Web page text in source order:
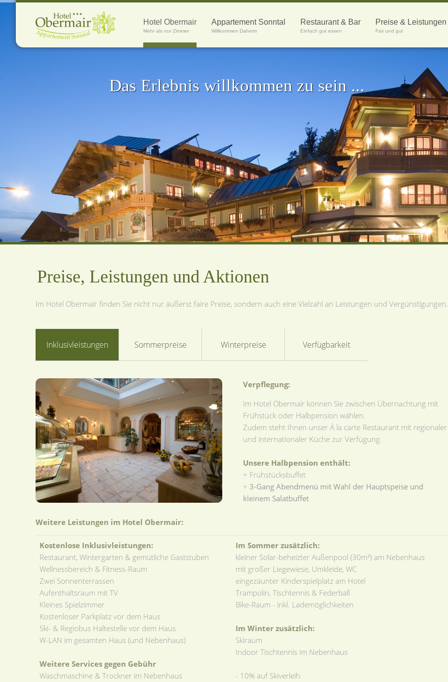
Hotel Obermair
Mehr als nur Zimmer
Appartement Sonntal
Willkommen Daheim
Restaurant & Bar
Einfach gut essen
Preise & Leistungen
Fair und gut
Das Erlebnis willkommen zu sein ...
Preise, Leistungen und Aktionen
Im Hotel Obermair finden Sie nicht nur äußerst faire Preise, sondern auch eine Vielzahl an Leistungen und Vergünstigungen.
Inklusivleistungen Sommerpreise Winterpreise Verfügbarkeit
Verpflegung:
Im Hotel Obermair können Sie zwischen Übernachtung mit
Frühstück oder Halbpension wählen.
Zudem steht Ihnen unser Á la carte Restaurant mit regionaler
und internationaler Küche zur Verfügung.
Unsere Halbpension enthält:
+ Frühstücksbuffet
+ 3-Gang Abendmenü mit Wahl der Hauptspeise und
kleinem Salatbuffet
Weitere Leistungen im Hotel Obermair:
Kostenlose Inklusivleistungen:
Restaurant, Wintergarten & gemütliche Gaststuben
Wellnessbereich & Fitness-Raum
Zwei Sonnenterrassen
Aufenthaltsraum mit TV
Kleines Spielzimmer
Kostenloser Parkplatz vor dem Haus
Ski- & Regiobus Haltestelle vor dem Haus
W-LAN im gesamten Haus (und Nebenhaus)
Weitere Services gegen Gebühr
Waschmaschine & Trockner im Nebenhaus
Im Sommer zusätzlich:
kleiner Solar-beheizter Außenpool (30m²) am Nebenhaus
mit großer Liegewiese, Umkleide, WC
eingezäunter Kinderspielplatz am Hotel
Trampolin, Tischtennis & Federball
Bike-Raum - inkl. Lademöglichkeiten
Im Winter zusätzlich:
Skiraum
Indoor Tischtennis im Nebenhaus
- 10% auf Skiverleih